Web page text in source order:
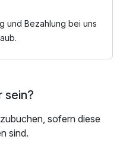
und Bezahlung bei uns
sein?
sofern diese
sind.